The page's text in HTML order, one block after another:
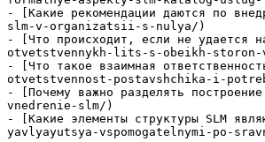
- [Какие рекомендации даются по
slm-v-organizatsii-s-nulya/)
- [Что происходит, если не
otvetstvennykh-lits-s-obeikh-storon-
- [Что такое взаимная
otvetstvennost-postavshchika-i-
- [Почему важно разделять
vnedrenie-slm/)
- [Какие элементы структуры SLM
yavlyayutsya-vspomogatelnymi-po-